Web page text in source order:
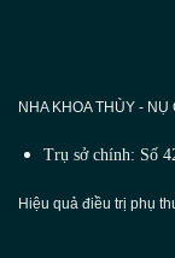
NHA KHOA THÙY -
Trụ sở chính: Số
Hiệu quả điều trị phụ